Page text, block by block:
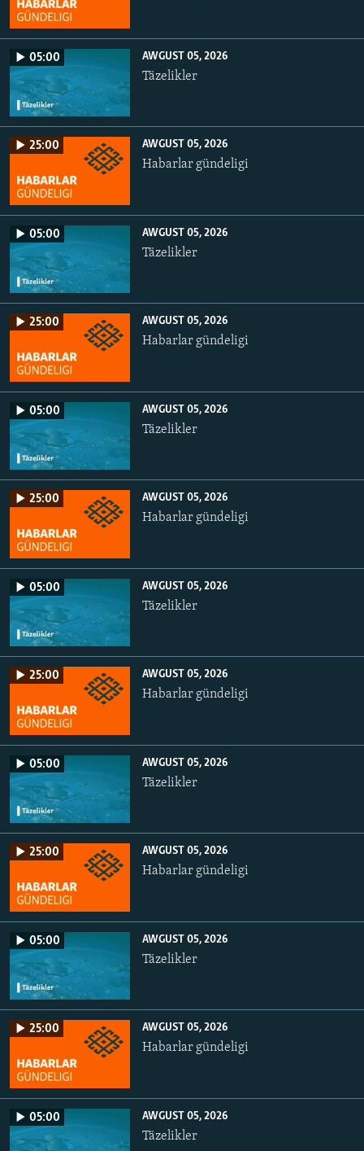
05:00 AWGUST 05, 2026
Täzelikler
25:00 AWGUST 05, 2026
Habarlar gündeligi
05:00 AWGUST 05, 2026
Täzelikler
25:00 AWGUST 05, 2026
Habarlar gündeligi
05:00 AWGUST 05, 2026
Täzelikler
25:00 AWGUST 05, 2026
Habarlar gündeligi
05:00 AWGUST 05, 2026
Täzelikler
25:00 AWGUST 05, 2026
Habarlar gündeligi
05:00 AWGUST 05, 2026
Täzelikler
25:00 AWGUST 05, 2026
Habarlar gündeligi
05:00 AWGUST 05, 2026
Täzelikler
25:00 AWGUST 05, 2026
Habarlar gündeligi
05:00 AWGUST 05, 2026
Täzelikler